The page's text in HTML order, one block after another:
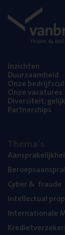
Inzich­ten
Duur­zaam­heid
Onze
Onze vaca­tu­res
Diver­si­teit,
Part­ner­ships
Cyber& fraude
Intel­lec­tu­al
Inter­na­ti­o­na­le